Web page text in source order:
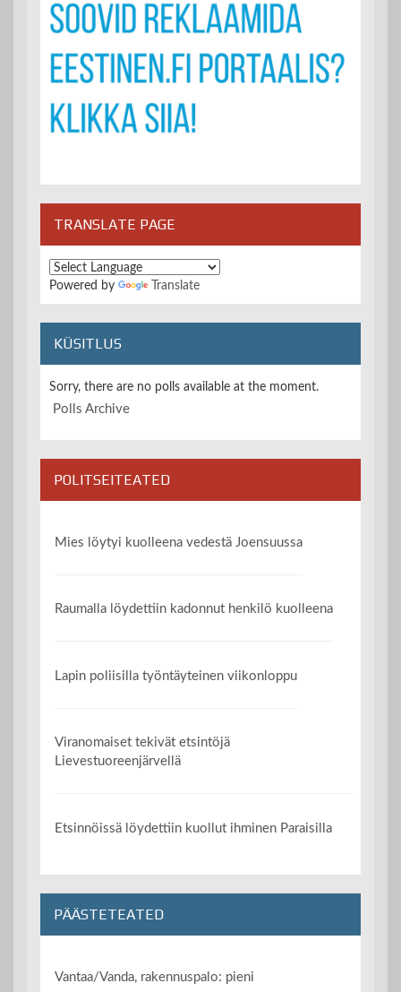
TRANSLATE PAGE
Powered by Translate
KÜSITLUS
Sorry, there are no polls available at the moment.
Polls Archive
POLITSEITEATED
Mies löytyi kuolleena vedestä Joensuussa
Raumalla löydettiin kadonnut henkilö kuolleena
Lapin poliisilla työntäyteinen viikonloppu
Viranomaiset tekivät etsintöjä
Lievestuoreenjärvellä
Etsinnöissä löydettiin kuollut ihminen Paraisilla
PÄÄSTETEATED
Vantaa/Vanda, rakennuspalo: pieni